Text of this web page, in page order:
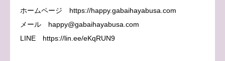
ホームページ https://happy.gabaihayabusa.com
メール happy@gabaihayabusa.com
LINE https://lin.ee/eKqRUN9